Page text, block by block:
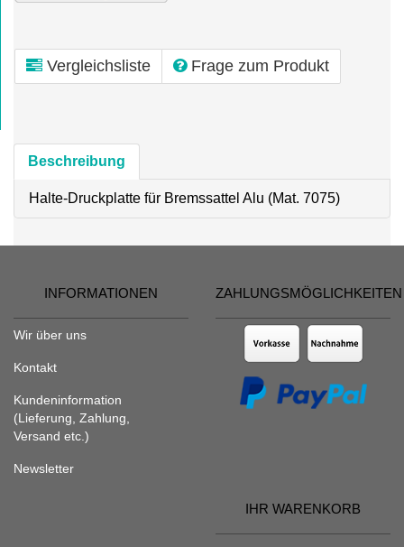
Vergleichsliste Frage zum Produkt
Beschreibung
Halte-Druckplatte für Bremssattel Alu (Mat. 7075)
INFORMATIONEN
Wir über uns
Kontakt
Kundeninformation
(Lieferung, Zahlung,
Versand etc.)
Newsletter
ZAHLUNGSMÖGLICHKEITEN
IHR WARENKORB